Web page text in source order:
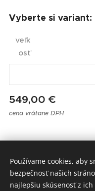
Vyberte si variant:
veľk
osť
549,00 €
cena vrátane DPH
MOTOSPOL,
Obchodné podmienky a
Používame cookies, aby
bezpečnosť našich
najlepšiu skúsenosť z ich